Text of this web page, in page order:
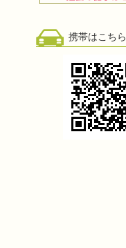
携帯はこちら